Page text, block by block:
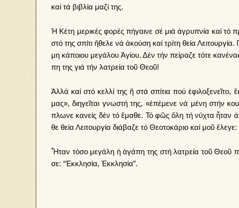
καί τά βι­βλί­α μα­ζί της.
Ἡ Κέ­τη με­ρι­κές φο­ρές πή­γαι­νε σέ μιά ἀ­γρυ­πνί­α καί
στό της σπί­τι ἤ­θε­λε νά ἀ­κού­ση καί τρί­τη θεί­α
μη κά­ποι­ου με­γά­λου Ἁ­γί­ου. Δέν τήν πεί­ρα­ζε τό­τε
πη της γιά τήν λα­τρεί­α τοῦ Θε­οῦ!
Ἀλ­λά καί στό κελ­λί της ἤ στά σπί­τια πού
μας», δι­η­γεῖ­ται γνω­στή της, «ἐ­πέ­με­νε νά μέ­νη στήν
πλω­νε κα­νείς δέν τό ἔ­μα­θε. Τό φῶς ὅ­λη τή νύ­χτα ἦ­ταν
θε θεί­α Λει­τουρ­γί­α δι­ά­βα­ζε τό Θε­ο­το­κά­ριο καί μοῦ ἔ­λε­γε:
Ἦ­ταν τό­σο με­γά­λη ἡ ἀ­γά­πη της στή λα­τρεί­α τοῦ Θε­οῦ
σε: “Ἐκ­κλη­σί­α, Ἐκ­κλη­σί­α”.